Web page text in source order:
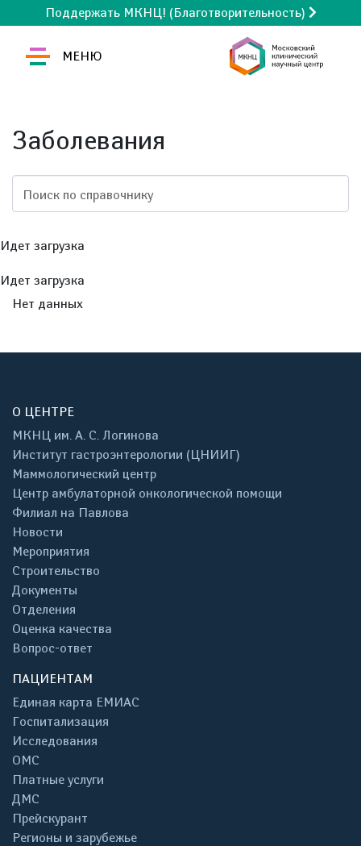
Поддержать МКНЦ! (Благотворительность)
МЕНЮ
Заболевания
Поиск по справочнику
Идет загрузка
Идет загрузка
Нет данных
О ЦЕНТРЕ
МКНЦ им. А. С. Логинова
Институт гастроэнтерологии (ЦНИИГ)
Маммологический центр
Центр амбулаторной онкологической помощи
Филиал на Павлова
Новости
Мероприятия
Строительство
Документы
Отделения
Оценка качества
Вопрос-ответ
ПАЦИЕНТАМ
Единая карта ЕМИАС
Госпитализация
Исследования
ОМС
Платные услуги
ДМС
Прейскурант
Регионы и зарубежье